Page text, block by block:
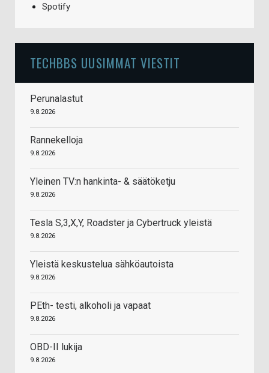
Spotify
TECHBBS UUSIMMAT VIESTIT
Perunalastut
9.8.2026
Rannekelloja
9.8.2026
Yleinen TV:n hankinta- & säätöketju
9.8.2026
Tesla S,3,X,Y, Roadster ja Cybertruck yleistä
9.8.2026
Yleistä keskustelua sähköautoista
9.8.2026
PEth- testi, alkoholi ja vapaat
9.8.2026
OBD-II lukija
9.8.2026